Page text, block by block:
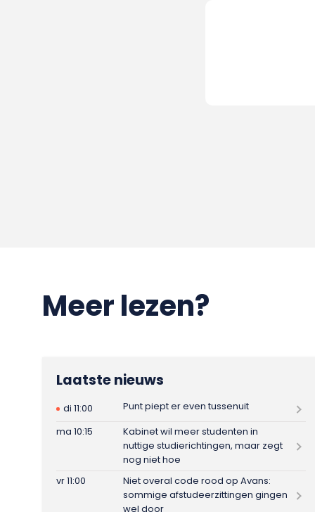
Meer lezen?
Laatste nieuws
di 11:00
Punt piept er even tussenuit
ma 10:15
Kabinet wil meer studenten in
nuttige studierichtingen, maar zegt
nog niet hoe
vr 11:00
Niet overal code rood op Avans:
sommige afstudeerzittingen gingen
wel door